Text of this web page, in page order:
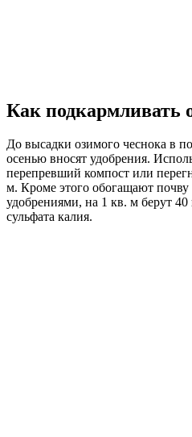
Как подкармливать
До высадки озимого чеснока в
осенью вносят удобрения.
перепревший компост или
м. Кроме этого обогащают
удобрениями, на 1 кв. м берут 40
сульфата калия.